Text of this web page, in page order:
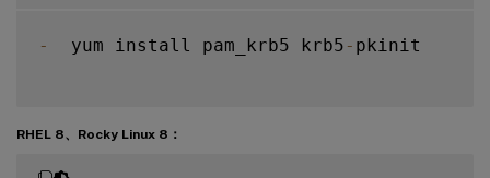
-
  yum install pam_krb5 krb5
- pkinit
RHEL 8、Rocky Linux 8：